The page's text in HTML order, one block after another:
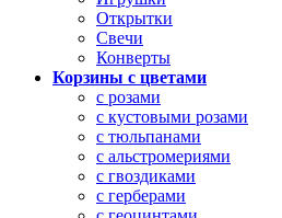
Открытки
Свечи
Конверты
Корзины с цветами
с розами
с кустовыми розами
с тюльпанами
с альстромериями
с гвоздиками
с герберами